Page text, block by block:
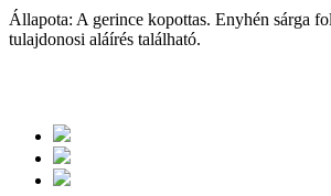
Állapota: A gerince kopottas. Enyhén sárga
tulajdonosi aláírés található.